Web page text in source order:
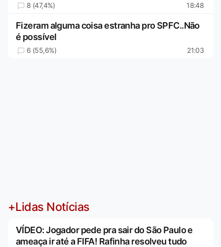
8 (47,4%) 18:48
Fizeram alguma coisa estranha pro SPFC..Não
é possível
6 (55,6%) 21:03
+Lidas Notícias
VÍDEO: Jogador pede pra sair do São Paulo e
ameaça ir até a FIFA! Rafinha resolveu tudo